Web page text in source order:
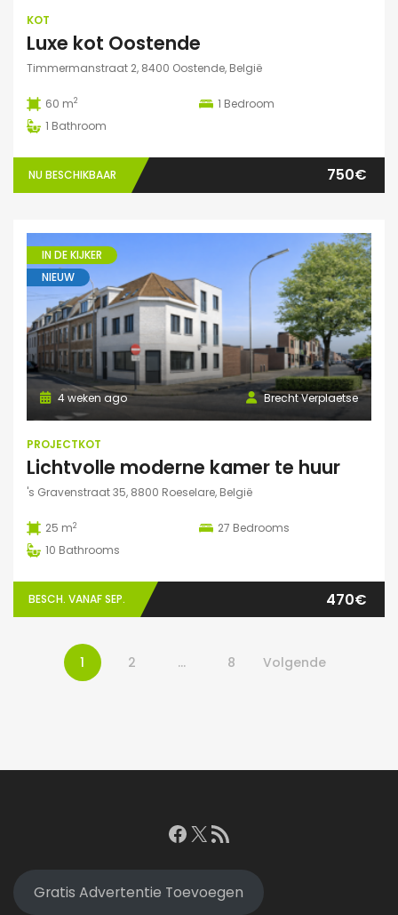
KOT
Luxe kot Oostende
Timmermanstraat 2, 8400 Oostende, België
60 m2 1 Bedroom
1 Bathroom
NU BESCHIKBAAR 750€
IN DE KIJKER
NIEUW
Brecht Verplaetse
4 weken ago
PROJECTKOT
Lichtvolle moderne kamer te huur
's Gravenstraat 35, 8800 Roeselare, België
25 m2 27 Bedrooms
10 Bathrooms
BESCH. VANAF SEP. 470€
1 2 … 8 Volgende
Facebook
X RSS feed
Gratis Advertentie Toevoegen